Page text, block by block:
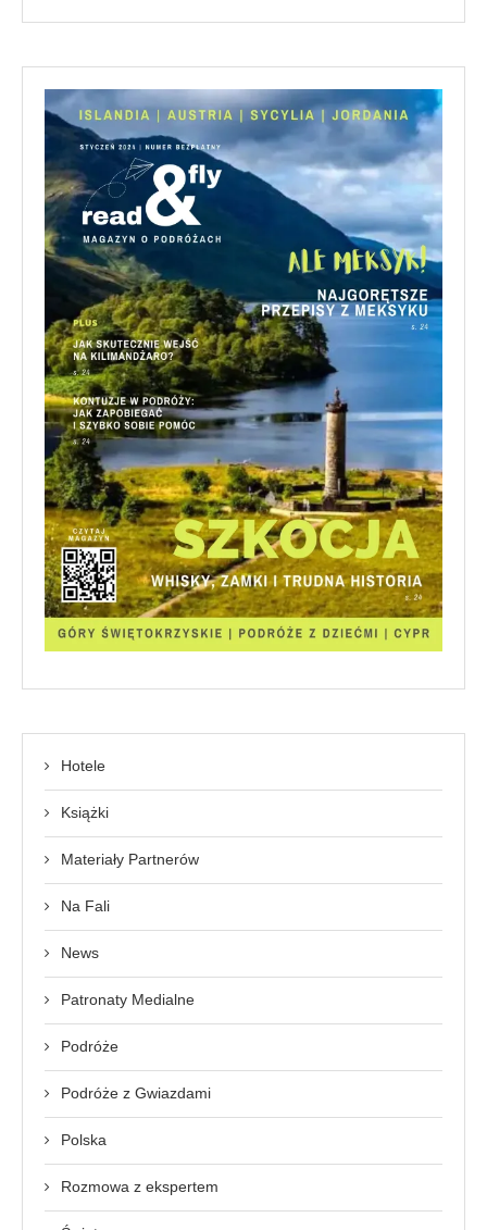
Hotele
Książki
Materiały Partnerów
Na Fali
News
Patronaty Medialne
Podróże
Podróże z Gwiazdami
Polska
Rozmowa z ekspertem